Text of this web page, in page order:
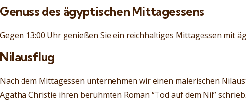
Genuss des ägyptischen Mittagessens
Gegen 13:00 Uhr genießen Sie ein reichhaltiges Mittagessen mit
Nilausflug
Nach dem Mittagessen unternehmen wir einen malerischen
Agatha Christie ihren berühmten Roman “Tod auf dem Nil” schrieb.